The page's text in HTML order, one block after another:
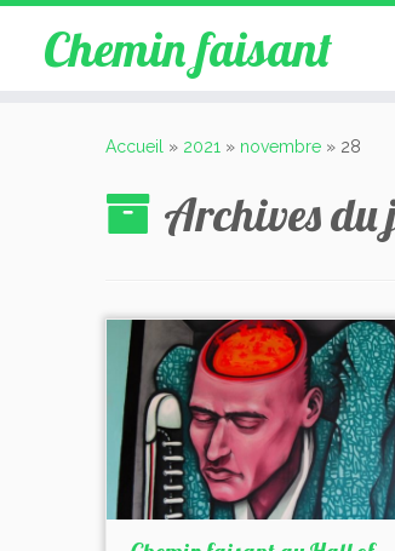
Chemin faisant
Accueil » 2021 » novembre » 28
Archives du